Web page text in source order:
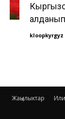
алданып
kloopkyrgyz
Жаңылыктар